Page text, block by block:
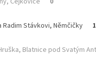
Radim Stávkovi, Němčičky 1
Blatnice pod Svatým